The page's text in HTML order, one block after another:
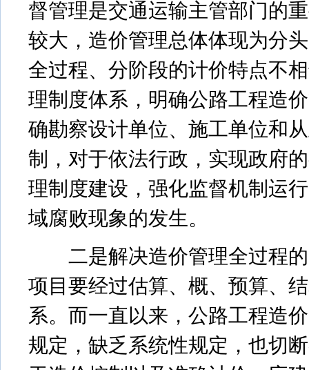
督管理是交通运输主管部门的
较大，造价管理总体体现为分
全过程、分阶段的计价特点不
理制度体系，明确公路工程造
确勘察设计单位、施工单位和
制，对于依法行政，实现政府
理制度建设，强化监督机制运
域腐败现象的发生。
二是解决造价管理全过程的
项目要经过估算、概、预算、
系。而一直以来，公路工程造
规定，缺乏系统性规定，也切